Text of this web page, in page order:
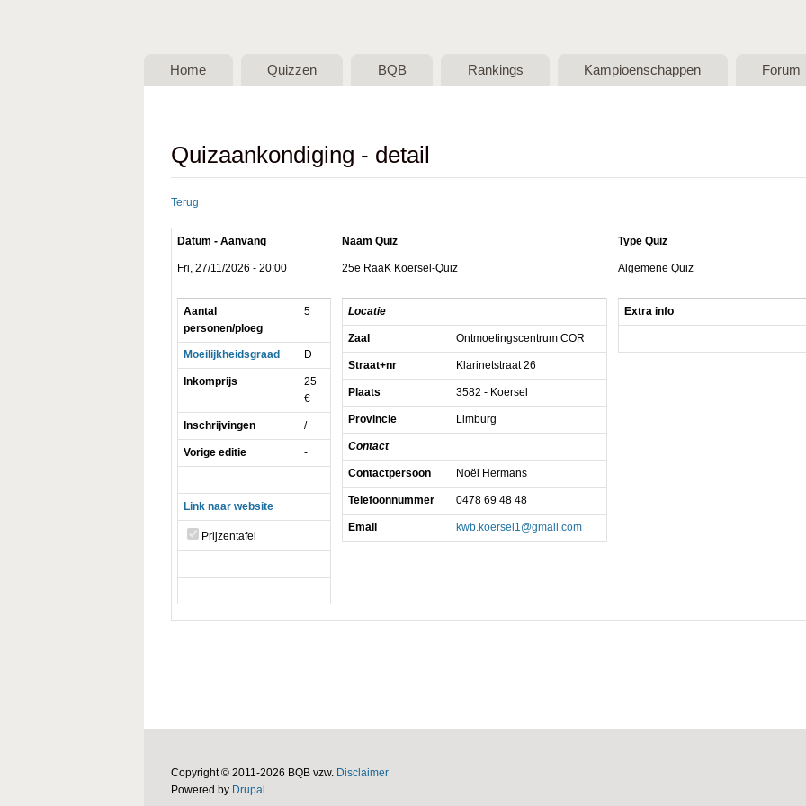
Belgische
vzw
Home Quizzen BQB Rankings Kampioenschappen Forum
Quizaankondiging - detail
Terug
Datum - Aanvang Naam Quiz Type Quiz
Fri, 27/11/2026 - 20:00 25e RaaK Koersel-Quiz Algemene Quiz
Aantal
personen/ploeg
5
Moeilijkheidsgraad D
Inkomprijs
25
€
Inschrijvingen /
Vorige editie -
Link naar website
Prijzentafel
Locatie
Zaal Ontmoetingscentrum COR
Straat+nr Klarinetstraat 26
Plaats 3582 - Koersel
Provincie Limburg
Contact
Contactpersoon Noël Hermans
Telefoonnummer 0478 69 48 48
Email kwb.koersel1@gmail.com
Extra info
Copyright © 2011-2026 BQB vzw. Disclaimer
Powered by Drupal